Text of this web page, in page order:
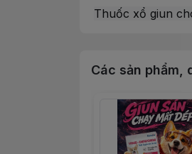
Thuốc xổ giun
Các sản phẩm,